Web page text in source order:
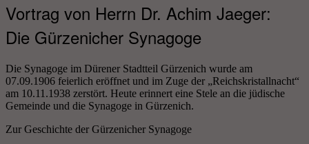
Vortrag von Herrn Dr. Achim Jaeger:
Die Gürzenicher Synagoge
Die Synagoge im Dürener Stadtteil Gürzenich wurde am
07.09.1906 feierlich eröffnet und im Zuge der „Reichskristallnacht“
am 10.11.1938 zerstört. Heute erinnert eine Stele an die jüdische
Gemeinde und die Synagoge in Gürzenich.
Zur Geschichte der Gürzenicher Synagoge